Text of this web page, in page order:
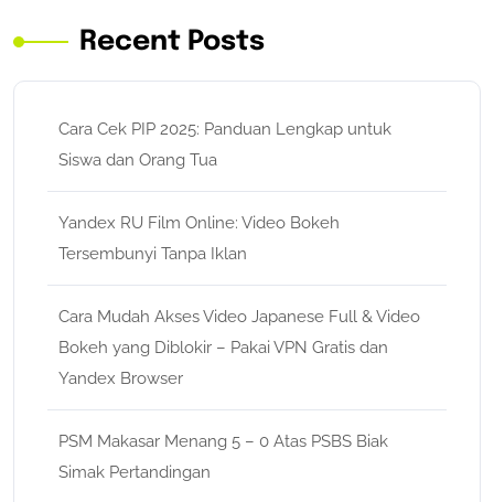
Recent Posts
Cara Cek PIP 2025: Panduan Lengkap untuk
Siswa dan Orang Tua
Yandex RU Film Online: Video Bokeh
Tersembunyi Tanpa Iklan
Cara Mudah Akses Video Japanese Full & Video
Bokeh yang Diblokir – Pakai VPN Gratis dan
Yandex Browser
PSM Makasar Menang 5 – 0 Atas PSBS Biak
Simak Pertandingan